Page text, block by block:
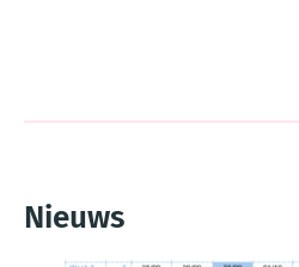
Nieuws